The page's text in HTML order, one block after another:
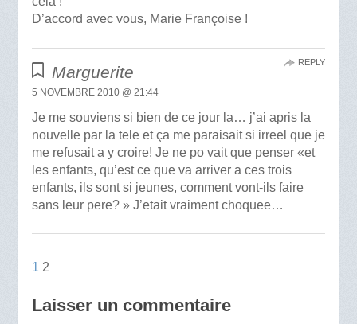
D’accord avec vous, Marie Françoise !
Marguerite
5 NOVEMBRE 2010 @ 21:44
Je me souviens si bien de ce jour la… j’ai apris la
nouvelle par la tele et ça me paraisait si irreel que je
me refusait a y croire! Je ne po vait que penser «et
les enfants, qu’est ce que va arriver a ces trois
enfants, ils sont si jeunes, comment vont-ils faire
sans leur pere? » J’etait vraiment choquee…
REPLY
1 2
Laisser un commentaire